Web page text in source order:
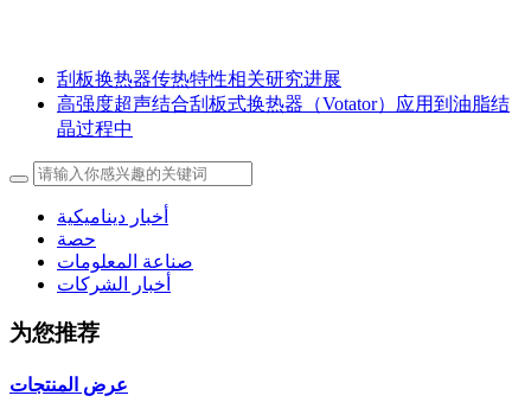
刮板换热器传热特性相关研究进展
高强度超声结合刮板式换热器（Votator）应用到油脂结
晶过程中
أخبار ديناميكية
حصة
صناعة المعلومات
أخبار الشركات
为您推荐
عرض المنتجات